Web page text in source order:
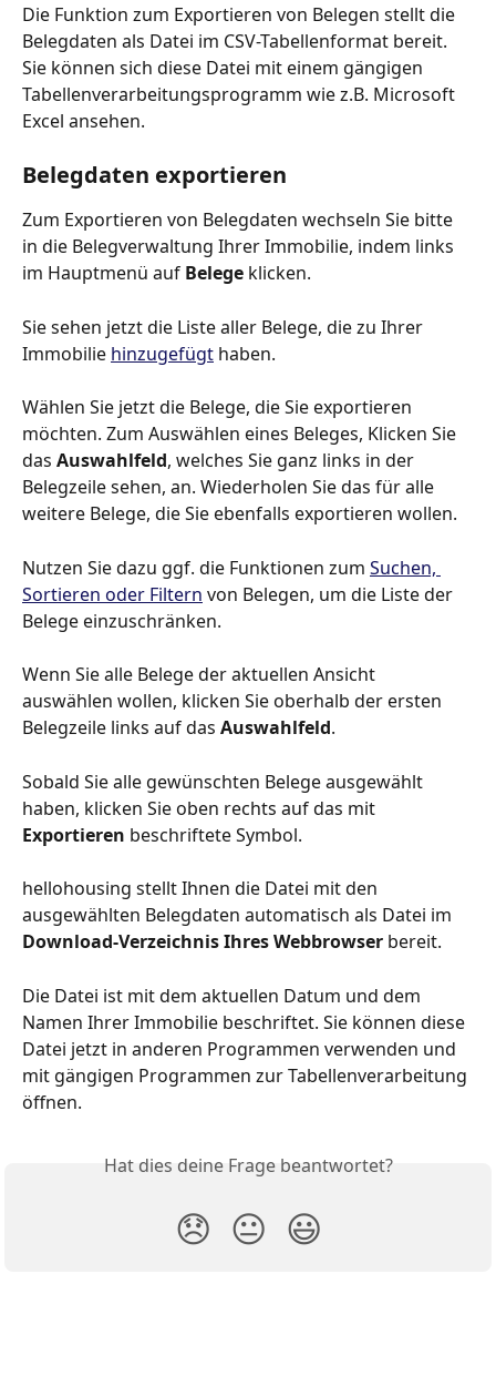
Die Funktion zum Exportieren von Belegen stellt die
Belegdaten als Datei im CSV-Tabellenformat bereit.
Sie können sich diese Datei mit einem gängigen
Tabellenverarbeitungsprogramm wie z.B. Microsoft
Excel ansehen.
Belegdaten exportieren
Zum Exportieren von Belegdaten wechseln Sie bitte
in die Belegverwaltung Ihrer Immobilie, indem links
im Hauptmenü auf Belege klicken.
Sie sehen jetzt die Liste aller Belege, die zu Ihrer
Immobilie hinzugefügt haben.
Wählen Sie jetzt die Belege, die Sie exportieren
möchten. Zum Auswählen eines Beleges, Klicken Sie
das Auswahlfeld, welches Sie ganz links in der
Belegzeile sehen, an. Wiederholen Sie das für alle
weitere Belege, die Sie ebenfalls exportieren wollen.
Nutzen Sie dazu ggf. die Funktionen zum Suchen,
Sortieren oder Filtern von Belegen, um die Liste der
Belege einzuschränken.
Wenn Sie alle Belege der aktuellen Ansicht
auswählen wollen, klicken Sie oberhalb der ersten
Belegzeile links auf das Auswahlfeld.
Sobald Sie alle gewünschten Belege ausgewählt
haben, klicken Sie oben rechts auf das mit
Exportieren beschriftete Symbol.
hellohousing stellt Ihnen die Datei mit den
ausgewählten Belegdaten automatisch als Datei im
Download-Verzeichnis Ihres Webbrowser bereit.
Die Datei ist mit dem aktuellen Datum und dem
Namen Ihrer Immobilie beschriftet. Sie können diese
Datei jetzt in anderen Programmen verwenden und
mit gängigen Programmen zur Tabellenverarbeitung
öffnen.
Hat dies deine Frage beantwortet?
😞 😐 😃